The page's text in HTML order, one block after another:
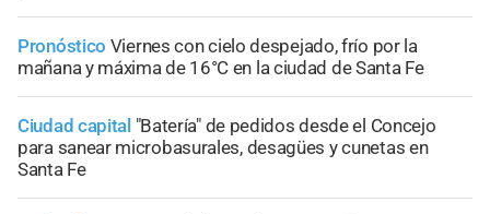
Pronóstico Viernes con cielo despejado, frío por la
mañana y máxima de 16°C en la ciudad de Santa Fe
Ciudad capital "Batería" de pedidos desde el Concejo
para sanear microbasurales, desagües y cunetas en
Santa Fe